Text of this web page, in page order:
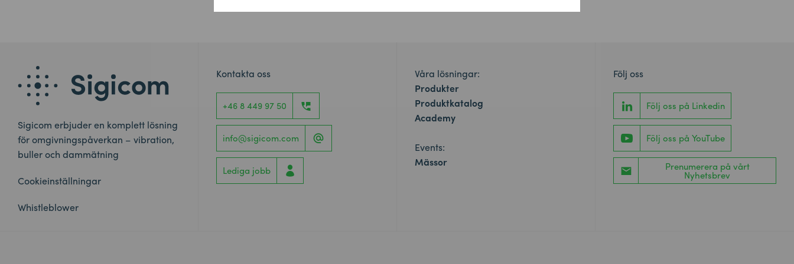
Sigicom erbjuder en komplett lösning
för omgivningspåverkan – vibration,
buller och dammätning
Cookieinställningar
Whistleblower
Kontakta oss
+46 8 449 97 50
info@sigicom.com
Lediga jobb
Våra lösningar:
Produkter
Produktkatalog
Academy
Events:
Mässor
Följ oss
Följ oss på Linkedin
Följ oss på YouTube
Prenumerera på vårt
Nyhetsbrev